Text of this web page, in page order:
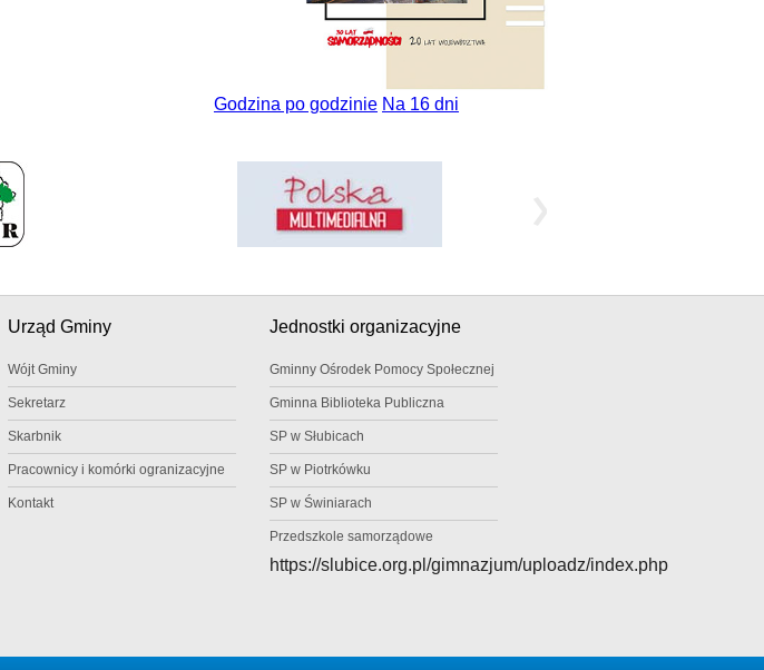
Godzina po godzinie Na 16 dni
Urząd Gminy
Wójt Gminy
Sekretarz
Skarbnik
Pracownicy i komórki ogranizacyjne
Kontakt
Jednostki organizacyjne
Gminny Ośrodek Pomocy Społecznej
Gminna Biblioteka Publiczna
SP w Słubicach
SP w Piotrkówku
SP w Świniarach
Przedszkole samorządowe
https://slubice.org.pl/gimnazjum/uploadz/index.php